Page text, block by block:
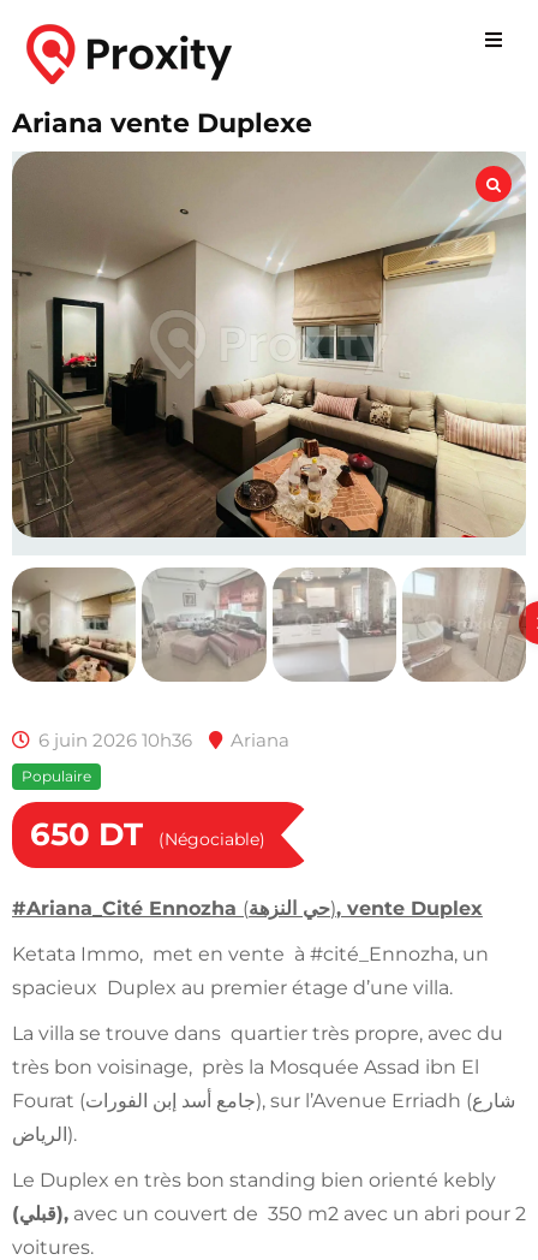
Ariana vente Duplexe
6 juin 2026 10h36 Ariana
Populaire
650 DT (Négociable)
#Ariana_Cité Ennozha (حي النزهة), vente Duplex
Ketata Immo, met en vente à #cité_Ennozha, un
spacieux Duplex au premier étage d’une villa.
La villa se trouve dans quartier très propre, avec du
très bon voisinage, près la Mosquée Assad ibn El
Fourat (جامع أسد إبن الفورات), sur l’Avenue Erriadh (شارع
الرياض).
Le Duplex en très bon standing bien orienté kebly
(قبلي), avec un couvert de 350 m2 avec un abri pour 2
voitures.